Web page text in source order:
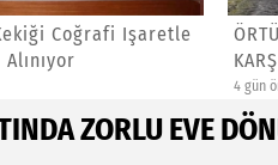
Coğrafi Işaretle
4 gün
ZORLU EVE